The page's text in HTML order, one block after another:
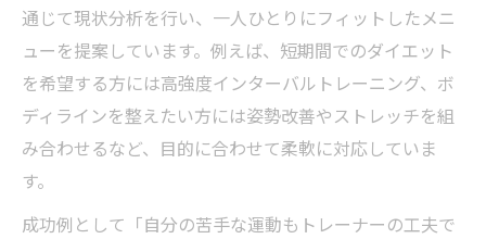
通じて現状分析を行い、一人ひとりにフィットしたメニ
ューを提案しています。例えば、短期間でのダイエット
を希望する方には高強度インターバルトレーニング、ボ
ディラインを整えたい方には姿勢改善やストレッチを組
み合わせるなど、目的に合わせて柔軟に対応していま
す。
成功例として「自分の苦手な運動もトレーナーの工夫で